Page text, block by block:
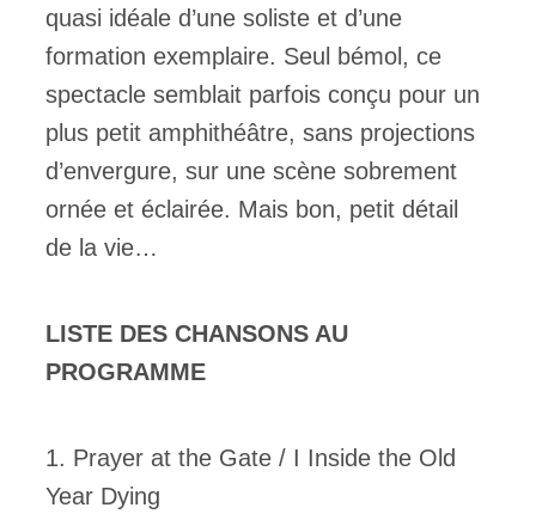
quasi idéale d’une soliste et d’une
formation exemplaire. Seul bémol, ce
spectacle semblait parfois conçu pour un
plus petit amphithéâtre, sans projections
d’envergure, sur une scène sobrement
ornée et éclairée. Mais bon, petit détail
de la vie…
LISTE DES CHANSONS AU
PROGRAMME
1. Prayer at the Gate / I Inside the Old
Year Dying